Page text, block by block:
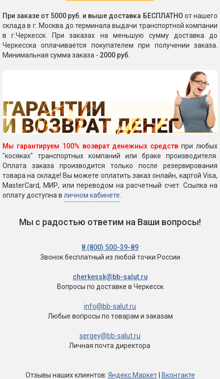
При заказе от 5000 руб. и выше доставка БЕСПЛАТНО от нашего
склада в г. Москва до терминала выдачи транспортной компании
в г.Черкесск. При заказах на меньшую сумму доставка до
Черкесска оплачивается покупателем при получении заказа.
Минимальная сумма заказа - 2000 руб.
Мы гарантируем 100% возврат денежных средств при любых
"косяках" транспортных компаний или браке производителя.
Оплата заказа производится только после резервирования
товара на складе! Вы можете оплатить заказ онлайн, картой Visa,
MasterCard, МИР, или переводом на расчетный счет. Ссылка на
оплату доступна в личном кабинете.
Мы с радостью ответим на Ваши вопросы!
8 (800) 500-39-89
Звонок бесплатный из любой точки России
cherkessk@bb-salut.ru
Вопросы по доставке в Черкесск
info@bb-salut.ru
Любые вопросы по товарам и заказам
sergey@bb-salut.ru
Личная почта директора
Отзывы наших клиентов: Яндекс.Маркет| Вконтакте